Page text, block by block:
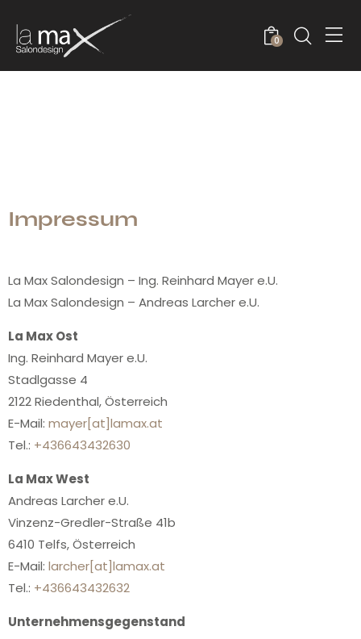
0
Impressum
La Max Salondesign – Ing. Reinhard Mayer e.U.
La Max Salondesign – Andreas Larcher e.U.
La Max Ost
Ing. Reinhard Mayer e.U.
Stadlgasse 4
2122 Riedenthal, Österreich
E-Mail: mayer[at]lamax.at
Tel.: +436643432630
La Max West
Andreas Larcher e.U.
Vinzenz-Gredler-Straße 41b
6410 Telfs, Österreich
E-Mail: larcher[at]lamax.at
Tel.: +436643432632
Unternehmensgegenstand